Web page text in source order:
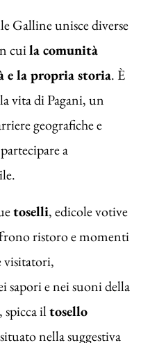
Galline unisce diverse
cuila comunità
e la propria storia. È
vita di Pagani, un
geografiche e
a
toselli, edicole votive
ristoro e momenti
visitatori,
sapori e nei suoni della
spicca iltosello
situato nella suggestiva